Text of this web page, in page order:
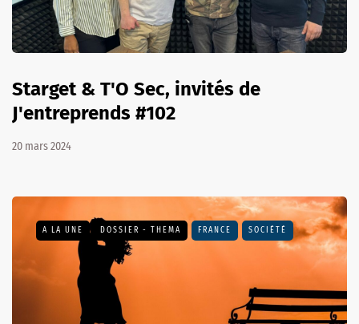
Starget & T'O Sec, invités de
J'entreprends #102
20 mars 2024
A LA UNE DOSSIER - THEMA FRANCE SOCIÉTÉ